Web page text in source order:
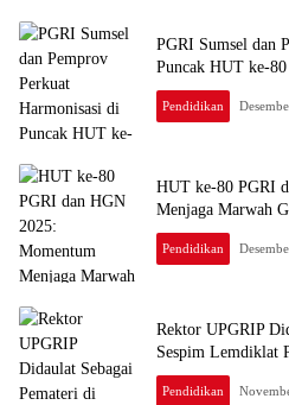
PGRI Sumsel dan
Puncak HUT ke-
Pendidikan
HUT ke-80 PGRI
Menjaga Marwah
Pendidikan
Rektor UPGRIP
Sespim Lemdiklat
Pendidikan